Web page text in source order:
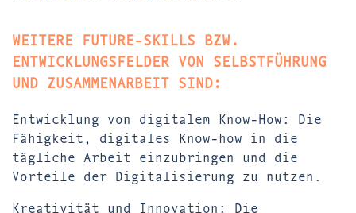
WEITERE FUTURE-SKILLS BZW.
ENTWICKLUNGSFELDER VON SELBSTFÜHRUNG
UND ZUSAMMENARBEIT SIND:
Entwicklung von digitalem Know-How: Die
Fähigkeit, digitales Know-how in die
tägliche Arbeit einzubringen und die
Vorteile der Digitalisierung zu nutzen.
Kreativität und Innovation: Die